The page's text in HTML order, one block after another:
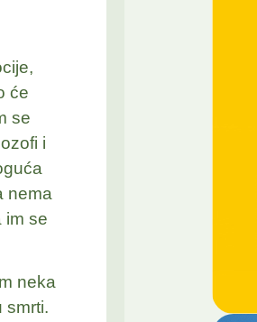
će
se
i
nema
im se
neka
smrti.